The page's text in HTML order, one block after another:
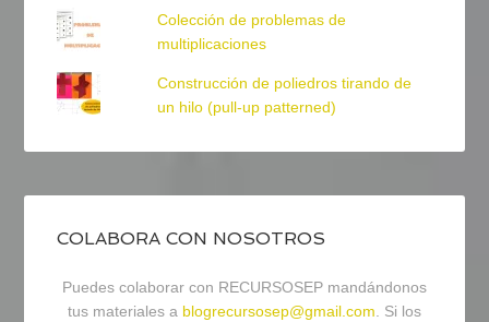
Colección de problemas de
multiplicaciones
Construcción de poliedros tirando de
un hilo (pull-up patterned)
COLABORA CON NOSOTROS
Puedes colaborar con RECURSOSEP mandándonos
tus materiales a blogrecursosep@gmail.com. Si los